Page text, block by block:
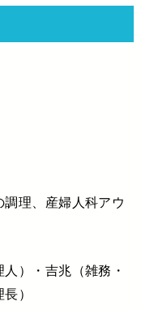
理、産婦人科アウ
）・吉兆（雑務・
）